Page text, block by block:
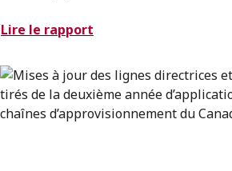
Lire le rapport